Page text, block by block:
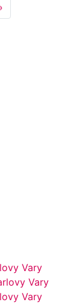
Vary
Vary
Vary